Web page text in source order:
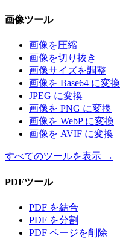
画像ツール
画像を圧縮
画像を切り抜き
画像サイズを調整
画像を Base64 に変換
JPEG に変換
画像を PNG に変換
画像を WebP に変換
画像を AVIF に変換
すべてのツールを表示 →
PDFツール
PDF を結合
PDF を分割
PDF ページを削除